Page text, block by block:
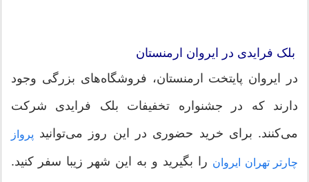
بلک فرایدی در ایروان ارمنستان
در ایروان پایتخت ارمنستان، فروشگاه‌های بزرگی وجود
دارند که در جشنواره تخفیفات بلک فرایدی شرکت
می‌کنند. برای خرید حضوری در این روز می‌توانید پرواز
چارتر تهران ایروان را بگیرید و به این شهر زیبا سفر کنید.